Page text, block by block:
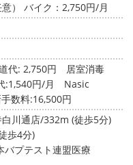
） バイク：2,750円/月
代: 2,750円
居室消毒
:1,540円/月 Nasic
数料:16,500円
川通店/332m (徒歩5分)
歩4分)
バプテスト連盟医療